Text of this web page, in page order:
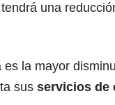
una
la mayor
sus servicios de